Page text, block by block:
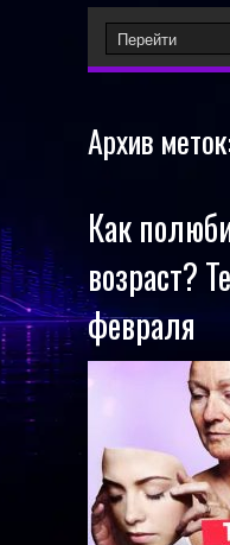
Архив
Как
возраст?
февраля